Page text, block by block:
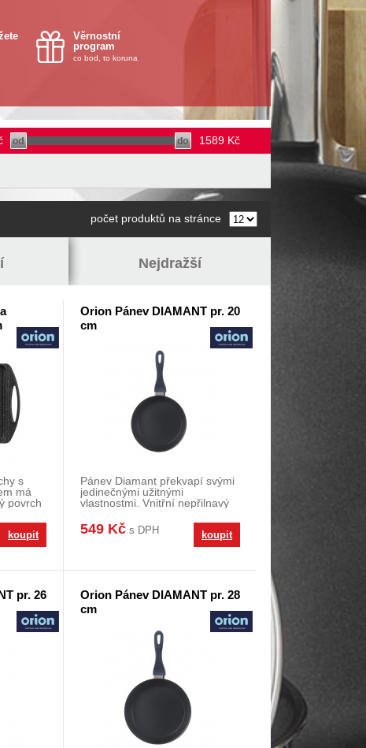
Věrnostní
program
co bod, to koruna
1589 Kč
počet produktů na stránce
Nejdražší
s
má
povrch
koupit
Orion Pánev DIAMANT pr. 20
cm
Pánev Diamant překvapí svými
jedinečnými užitnými
vlastnostmi. Vnitřní nepřilnavý
549 Kč s DPH koupit
pr. 26
Orion Pánev DIAMANT pr. 28
cm